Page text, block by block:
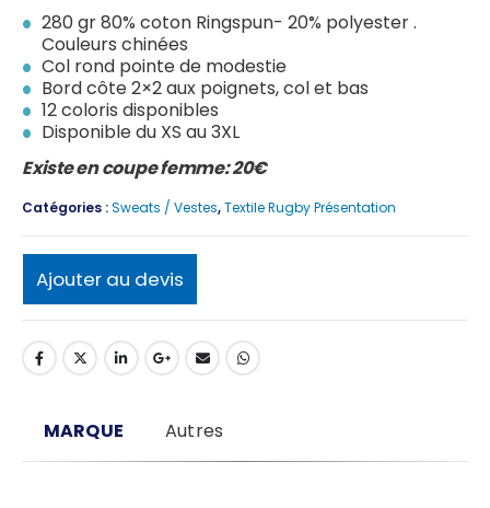
280 gr 80% coton Ringspun- 20% polyester .
Couleurs chinées
Col rond pointe de modestie
Bord côte 2×2 aux poignets, col et bas
12 coloris disponibles
Disponible du XS au 3XL
Existe en coupe femme: 20€
Catégories :Sweats / Vestes,Textile Rugby Présentation
Ajouter au devis
MARQUE Autres